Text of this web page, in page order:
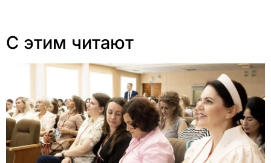
С этим читают